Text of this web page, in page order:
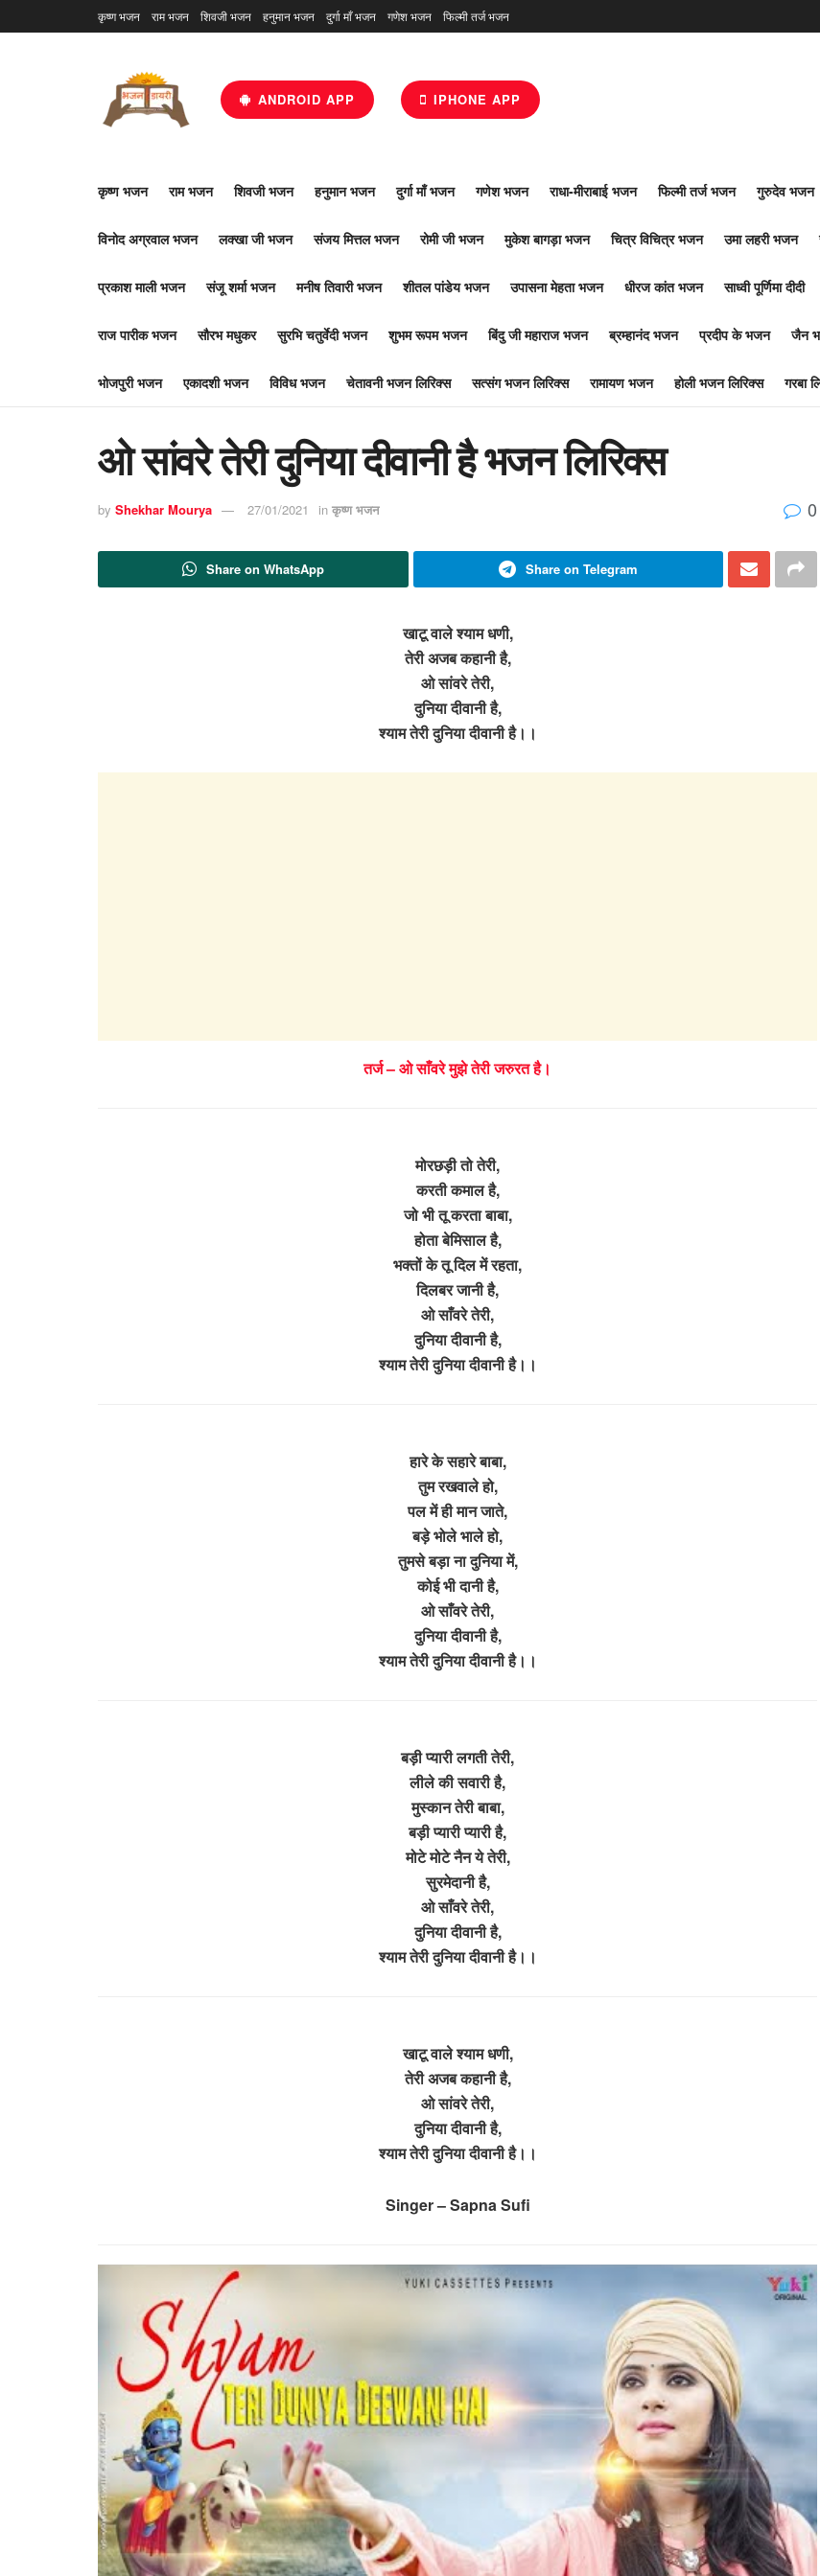
कृष्ण भजन राम भजन शिवजी भजन हनुमान भजन दुर्गा माँ भजन गणेश भजन फिल्मी तर्ज भजन
ANDROID APP IPHONE APP
कृष्ण भजन राम भजन शिवजी भजन हनुमान भजन दुर्गा माँ भजन गणेश भजन राधा-मीराबाई भजन फिल्मी तर्ज भजन गुरुदेव भजन
विनोद अग्रवाल भजन लक्खा जी भजन संजय मित्तल भजन रोमी जी भजन मुकेश बागड़ा भजन चित्र विचित्र भजन उमा लहरी भजन
प्रकाश माली भजन संजू शर्मा भजन मनीष तिवारी भजन शीतल पांडेय भजन उपासना मेहता भजन धीरज कांत भजन साध्वी पूर्णिमा दीदी
राज पारीक भजन सौरभ मधुकर सुरभि चतुर्वेदी भजन शुभम रूपम भजन बिंदु जी महाराज भजन ब्रम्हानंद भजन प्रदीप के भजन जैन
भोजपुरी भजन एकादशी भजन विविध भजन चेतावनी भजन लिरिक्स सत्संग भजन लिरिक्स रामायण भजन होली भजन लिरिक्स गरबा
ओ सांवरे तेरी दुनिया दीवानी है भजन लिरिक्स
by Shekhar Mourya 27/01/2021 in कृष्ण भजन 0
Share on WhatsApp Share on Telegram
खाटू वाले श्याम धणी,
तेरी अजब कहानी है,
ओ सांवरे तेरी,
दुनिया दीवानी है,
श्याम तेरी दुनिया दीवानी है।।
तर्ज – ओ साँवरे मुझे तेरी जरुरत है।
मोरछड़ी तो तेरी,
करती कमाल है,
जो भी तू करता बाबा,
होता बेमिसाल है,
भक्तों के तू दिल में रहता,
दिलबर जानी है,
ओ साँवरे तेरी,
दुनिया दीवानी है,
श्याम तेरी दुनिया दीवानी है।।
हारे के सहारे बाबा,
तुम रखवाले हो,
पल में ही मान जाते,
बड़े भोले भाले हो,
तुमसे बड़ा ना दुनिया में,
कोई भी दानी है,
ओ साँवरे तेरी,
दुनिया दीवानी है,
श्याम तेरी दुनिया दीवानी है।।
बड़ी प्यारी लगती तेरी,
लीले की सवारी है,
मुस्कान तेरी बाबा,
बड़ी प्यारी प्यारी है,
मोटे मोटे नैन ये तेरी,
सुरमेदानी है,
ओ साँवरे तेरी,
दुनिया दीवानी है,
श्याम तेरी दुनिया दीवानी है।।
खाटू वाले श्याम धणी,
तेरी अजब कहानी है,
ओ सांवरे तेरी,
दुनिया दीवानी है,
श्याम तेरी दुनिया दीवानी है।।
Singer – Sapna Sufi